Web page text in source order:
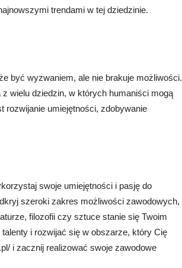
trendami w tej dziedzinie.
być wyzwaniem, ale nie brakuje możliwości.
wielu dziedzin, w których humaniści mogą
rozwijanie umiejętności, zdobywanie
swoje umiejętności i pasję do
szeroki zakres możliwości zawodowych,
filozofii czy sztuce stanie się Twoim
i rozwijać się w obszarze, który Cię
i zacznij realizować swoje zawodowe